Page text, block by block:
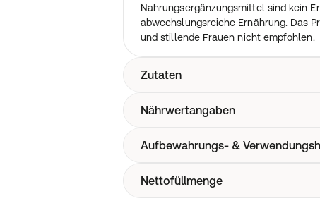
Nahrungsergänzungsmittel sind kein
abwechslungsreiche Ernährung. Das
und stillende Frauen nicht empfohlen.
Zutaten
AlphaWave® L-Theanin,
Nährwertangaben
1 Kapsel enthält: 100 mg - AlphaWave®
Aufbewahrungs- &
Nach dem Öffnen das Produkt kühl
der Reichweite von kleinen Kindern.
Nettofüllmenge